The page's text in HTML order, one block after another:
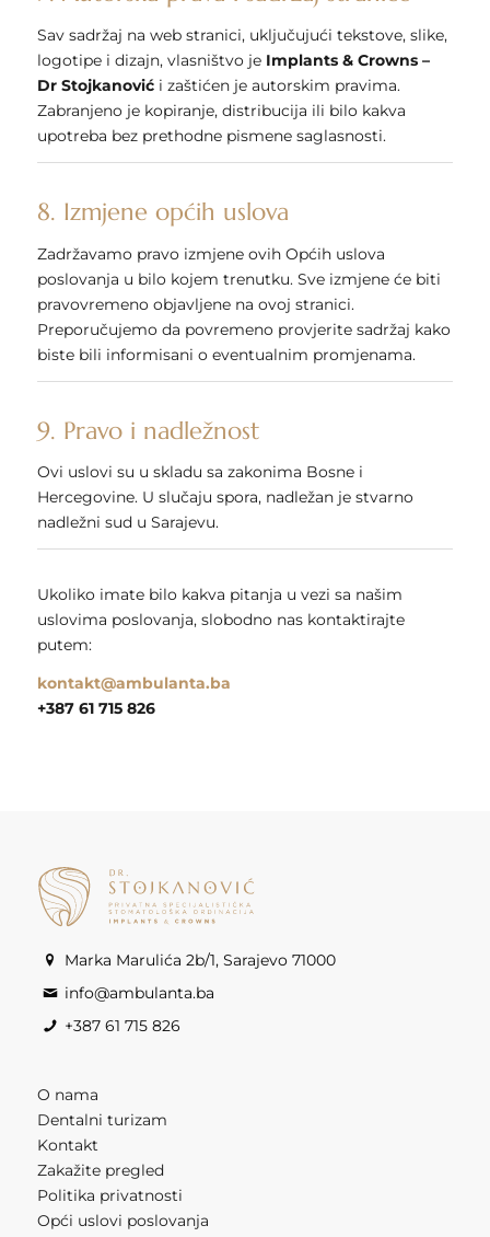
Sav sadržaj na web stranici, uključujući tekstove, slike,
logotipe i dizajn, vlasništvo je Implants & Crowns –
Dr Stojkanovići zaštićen je autorskim pravima.
Zabranjeno je kopiranje, distribucija ili bilo kakva
upotreba bez prethodne pismene saglasnosti.
8. Izmjene općih uslova
Zadržavamo pravo izmjene ovih Općih uslova
poslovanja u bilo kojem trenutku. Sve izmjene će biti
pravovremeno objavljene na ovoj stranici.
Preporučujemo da povremeno provjerite sadržaj kako
biste bili informisani o eventualnim promjenama.
9. Pravo i nadležnost
Ovi uslovi su u skladu sa zakonima Bosne i
Hercegovine. U slučaju spora, nadležan je stvarno
nadležni sud u Sarajevu.
Ukoliko imate bilo kakva pitanja u vezi sa našim
uslovima poslovanja, slobodno nas kontaktirajte
putem:
kontakt@ambulanta.ba
+387 61 715 826
Marka Marulića 2b/1, Sarajevo 71000
info@ambulanta.ba
+387 61 715 826
O nama
Dentalni turizam
Kontakt
Zakažite pregled
Politika privatnosti
Opći uslovi poslovanja